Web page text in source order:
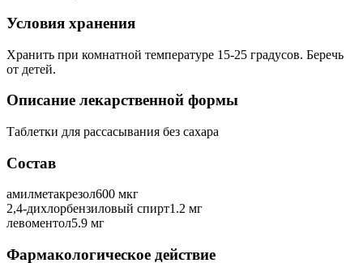
Условия хранения
Хранить при комнатной температуре 15-25 градусов. Беречь
от детей.
Описание лекарственной формы
Таблетки для рассасывания без сахара
Состав
амилметакрезол600 мкг
2,4-дихлорбензиловый спирт1.2 мг
левоментол5.9 мг
Фармакологическое действие